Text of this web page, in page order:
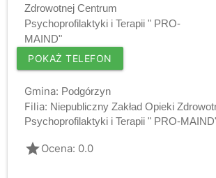
Zdrowotnej Centrum
Psychoprofilaktyki i Terapii " PRO-
MAIND"
POKAŻ TELEFON
Gmina: Podgórzyn
Filia: Niepubliczny Zakład Opieki
Psychoprofilaktyki i Terapii " PRO-
gradeOcena: 0.0